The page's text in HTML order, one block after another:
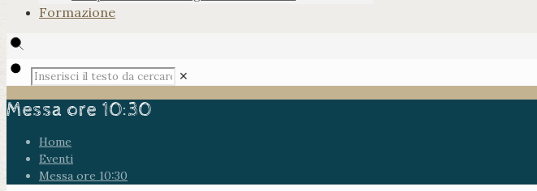
Formazione
✕
Messa ore 10:30
Home
Eventi
Messa ore 10:30